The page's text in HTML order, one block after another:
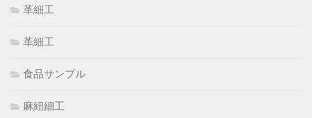
革細工
革細工
食品サンプル
麻紐細工